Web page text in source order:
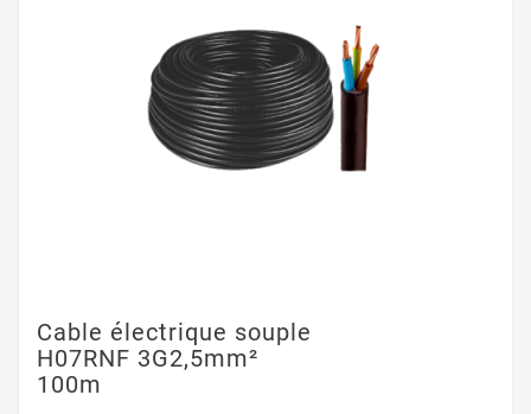
Cable électrique souple
H07RNF 3G2,5mm²
100m